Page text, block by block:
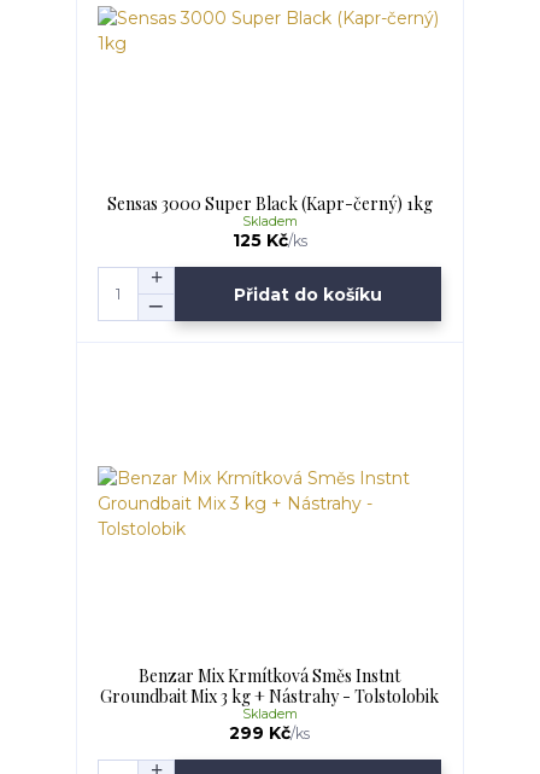
Sensas 3000 Super Black (Kapr-černý) 1kg
125 Kč/ks
Skladem
Přidat do košíku
Benzar Mix Krmítková Směs Instnt
Groundbait Mix 3 kg + Nástrahy - Tolstolobik
299 Kč/ks
Skladem